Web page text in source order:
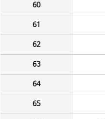
60
61
62
63
64
65